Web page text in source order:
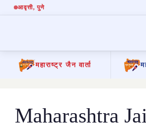
आवृत्ती, पुणे
महाराष्ट्र जैन वार्ता
contentMaharashtra